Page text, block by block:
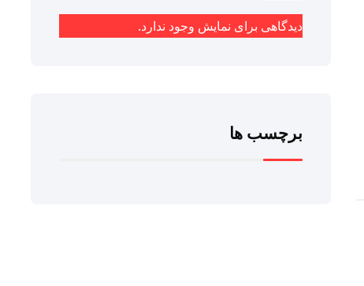
دیدگاهی برای نمایش وجود ندارد.
برچسب ها